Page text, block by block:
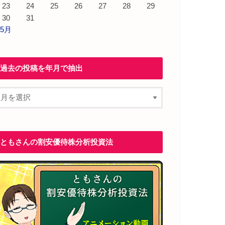
23 24 25 26 27 28
29
30
31
月
過去の投稿を年月で抽出
ともさんの割安優待株分析投資法